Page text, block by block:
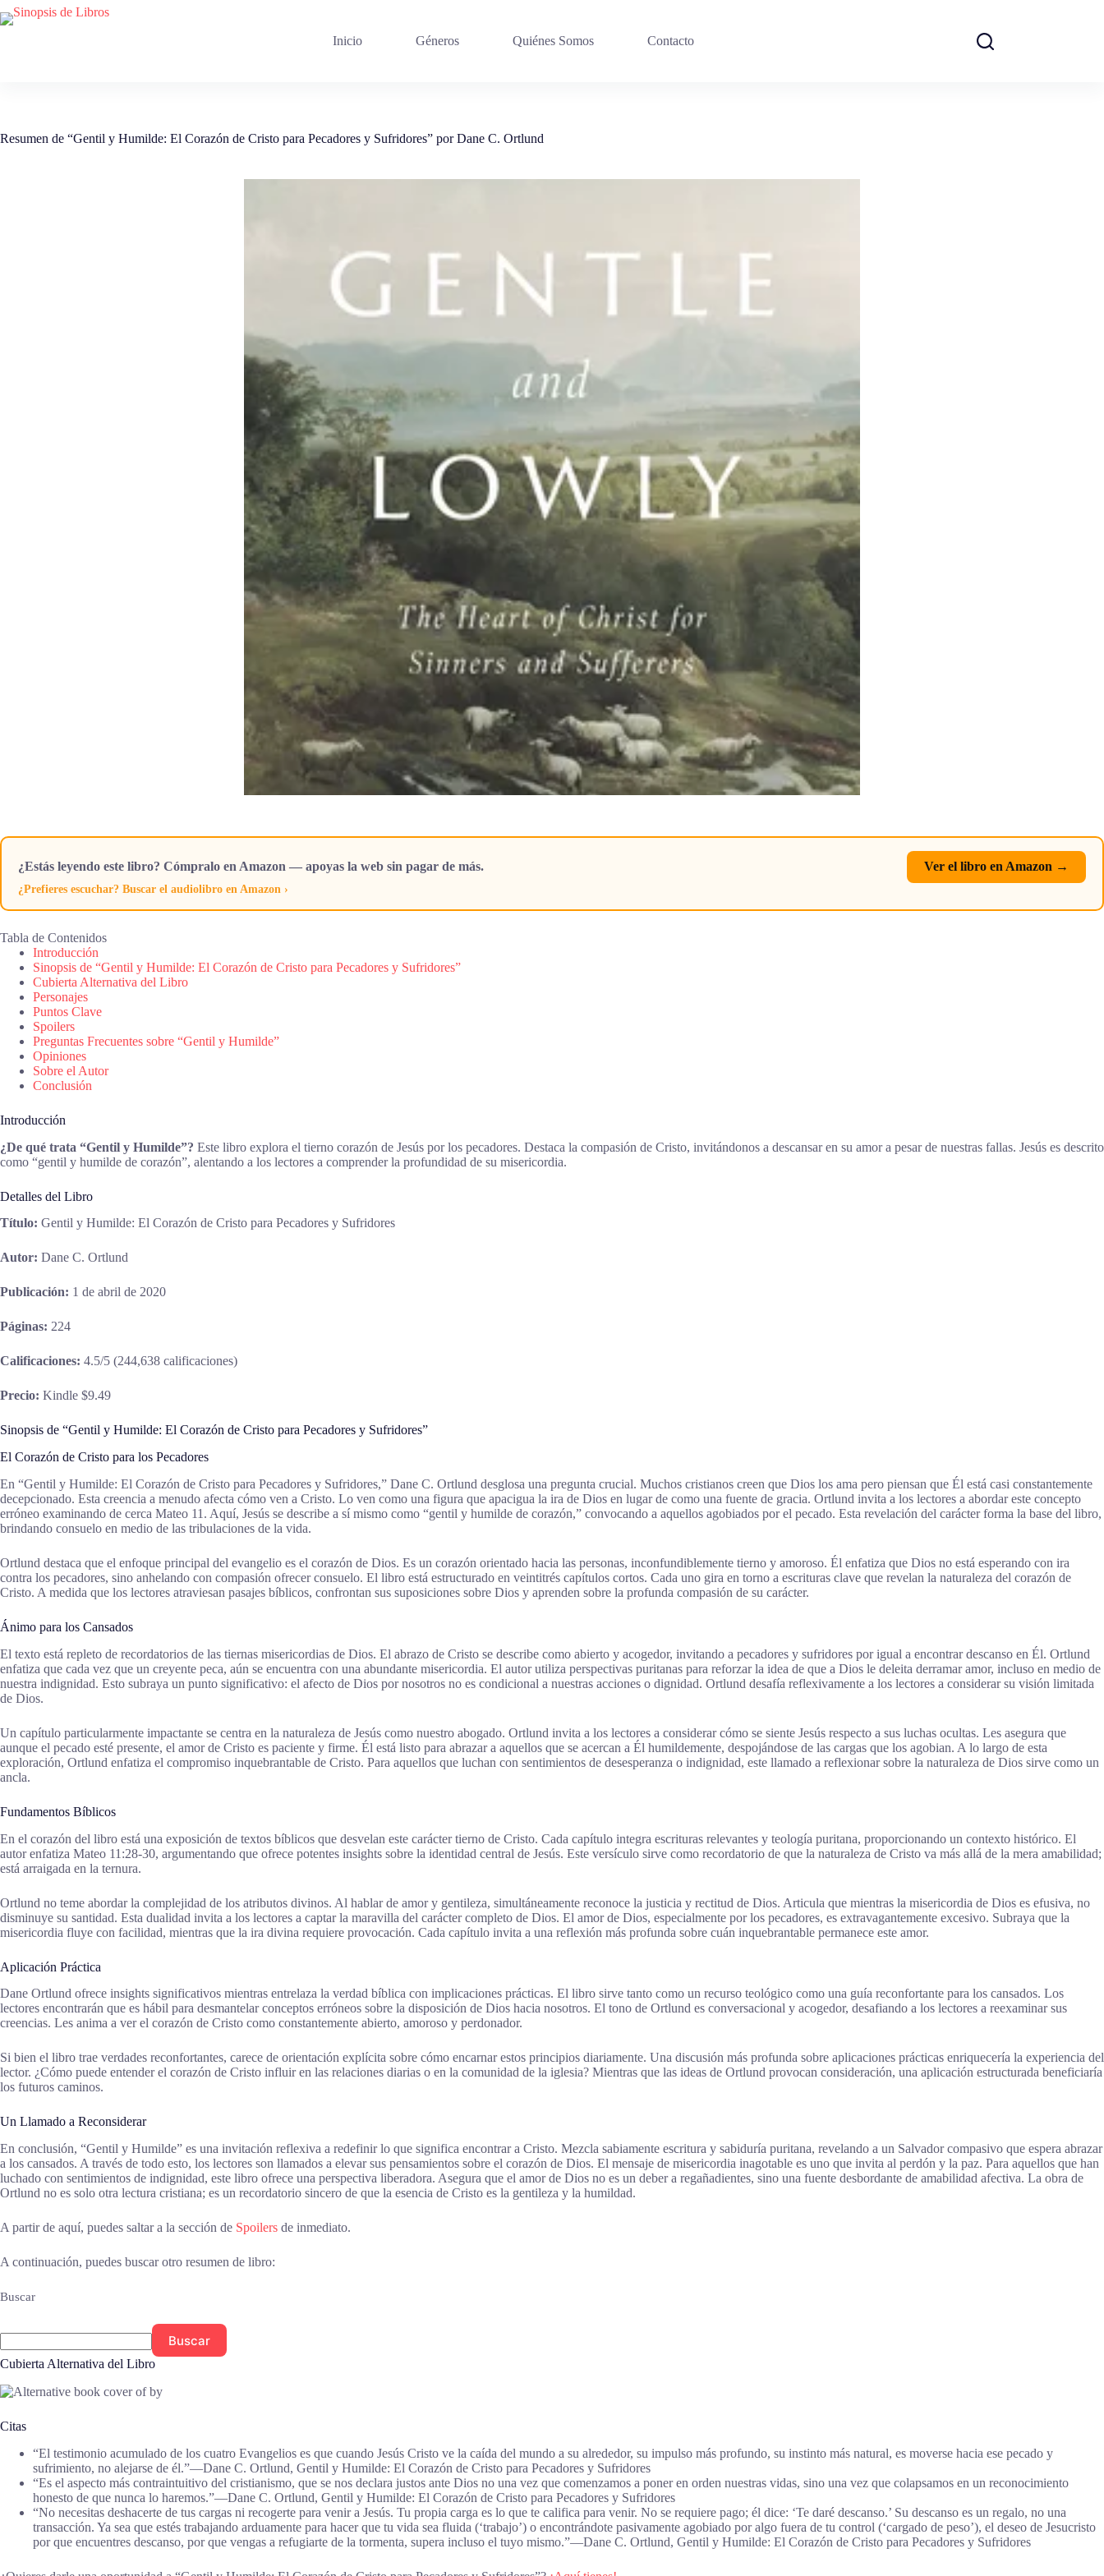
Saltar
al
Inicio Géneros Quiénes Somos Contacto
Resumen de “Gentil y Humilde: El Corazón de Cristo para Pecadores y Sufridores” por Dane C. Ortlund
¿Estás leyendo este libro? Cómpralo en Amazon — apoyas la web sin pagar de más. Ver el libro en Amazon →
¿Prefieres escuchar? Buscar el audiolibro en Amazon ›
Tabla de Contenidos
Introducción
Sinopsis de “Gentil y Humilde: El Corazón de Cristo para Pecadores y Sufridores”
Cubierta Alternativa del Libro
Personajes
Puntos Clave
Spoilers
Preguntas Frecuentes sobre “Gentil y Humilde”
Opiniones
Sobre el Autor
Conclusión
Introducción
¿De qué trata “Gentil y Humilde”? Este libro explora el tierno corazón de Jesús por los pecadores. Destaca la compasión de Cristo, invitándonos a descansar en su amor a pesar de nuestras fallas. Jesús es descrito
como “gentil y humilde de corazón”, alentando a los lectores a comprender la profundidad de su misericordia.
Detalles del Libro
Título: Gentil y Humilde: El Corazón de Cristo para Pecadores y Sufridores
Autor: Dane C. Ortlund
Publicación: 1 de abril de 2020
Páginas: 224
Calificaciones: 4.5/5 (244,638 calificaciones)
Precio: Kindle $9.49
Sinopsis de “Gentil y Humilde: El Corazón de Cristo para Pecadores y Sufridores”
El Corazón de Cristo para los Pecadores
En “Gentil y Humilde: El Corazón de Cristo para Pecadores y Sufridores,” Dane C. Ortlund desglosa una pregunta crucial. Muchos cristianos creen que Dios los ama pero piensan que Él está casi constantemente
decepcionado. Esta creencia a menudo afecta cómo ven a Cristo. Lo ven como una figura que apacigua la ira de Dios en lugar de como una fuente de gracia. Ortlund invita a los lectores a abordar este concepto
erróneo examinando de cerca Mateo 11. Aquí, Jesús se describe a sí mismo como “gentil y humilde de corazón,” convocando a aquellos agobiados por el pecado. Esta revelación del carácter forma la base del libro,
brindando consuelo en medio de las tribulaciones de la vida.
Ortlund destaca que el enfoque principal del evangelio es el corazón de Dios. Es un corazón orientado hacia las personas, inconfundiblemente tierno y amoroso. Él enfatiza que Dios no está esperando con ira
contra los pecadores, sino anhelando con compasión ofrecer consuelo. El libro está estructurado en veintitrés capítulos cortos. Cada uno gira en torno a escrituras clave que revelan la naturaleza del corazón de
Cristo. A medida que los lectores atraviesan pasajes bíblicos, confrontan sus suposiciones sobre Dios y aprenden sobre la profunda compasión de su carácter.
Ánimo para los Cansados
El texto está repleto de recordatorios de las tiernas misericordias de Dios. El abrazo de Cristo se describe como abierto y acogedor, invitando a pecadores y sufridores por igual a encontrar descanso en Él. Ortlund
enfatiza que cada vez que un creyente peca, aún se encuentra con una abundante misericordia. El autor utiliza perspectivas puritanas para reforzar la idea de que a Dios le deleita derramar amor, incluso en medio de
nuestra indignidad. Esto subraya un punto significativo: el afecto de Dios por nosotros no es condicional a nuestras acciones o dignidad. Ortlund desafía reflexivamente a los lectores a considerar su visión limitada
de Dios.
Un capítulo particularmente impactante se centra en la naturaleza de Jesús como nuestro abogado. Ortlund invita a los lectores a considerar cómo se siente Jesús respecto a sus luchas ocultas. Les asegura que
aunque el pecado esté presente, el amor de Cristo es paciente y firme. Él está listo para abrazar a aquellos que se acercan a Él humildemente, despojándose de las cargas que los agobian. A lo largo de esta
exploración, Ortlund enfatiza el compromiso inquebrantable de Cristo. Para aquellos que luchan con sentimientos de desesperanza o indignidad, este llamado a reflexionar sobre la naturaleza de Dios sirve como un
ancla.
Fundamentos Bíblicos
En el corazón del libro está una exposición de textos bíblicos que desvelan este carácter tierno de Cristo. Cada capítulo integra escrituras relevantes y teología puritana, proporcionando un contexto histórico. El
autor enfatiza Mateo 11:28-30, argumentando que ofrece potentes insights sobre la identidad central de Jesús. Este versículo sirve como recordatorio de que la naturaleza de Cristo va más allá de la mera amabilidad;
está arraigada en la ternura.
Ortlund no teme abordar la complejidad de los atributos divinos. Al hablar de amor y gentileza, simultáneamente reconoce la justicia y rectitud de Dios. Articula que mientras la misericordia de Dios es efusiva, no
disminuye su santidad. Esta dualidad invita a los lectores a captar la maravilla del carácter completo de Dios. El amor de Dios, especialmente por los pecadores, es extravagantemente excesivo. Subraya que la
misericordia fluye con facilidad, mientras que la ira divina requiere provocación. Cada capítulo invita a una reflexión más profunda sobre cuán inquebrantable permanece este amor.
Aplicación Práctica
Dane Ortlund ofrece insights significativos mientras entrelaza la verdad bíblica con implicaciones prácticas. El libro sirve tanto como un recurso teológico como una guía reconfortante para los cansados. Los
lectores encontrarán que es hábil para desmantelar conceptos erróneos sobre la disposición de Dios hacia nosotros. El tono de Ortlund es conversacional y acogedor, desafiando a los lectores a reexaminar sus
creencias. Les anima a ver el corazón de Cristo como constantemente abierto, amoroso y perdonador.
Si bien el libro trae verdades reconfortantes, carece de orientación explícita sobre cómo encarnar estos principios diariamente. Una discusión más profunda sobre aplicaciones prácticas enriquecería la experiencia del
lector. ¿Cómo puede entender el corazón de Cristo influir en las relaciones diarias o en la comunidad de la iglesia? Mientras que las ideas de Ortlund provocan consideración, una aplicación estructurada beneficiaría
los futuros caminos.
Un Llamado a Reconsiderar
En conclusión, “Gentil y Humilde” es una invitación reflexiva a redefinir lo que significa encontrar a Cristo. Mezcla sabiamente escritura y sabiduría puritana, revelando a un Salvador compasivo que espera abrazar
a los cansados. A través de todo esto, los lectores son llamados a elevar sus pensamientos sobre el corazón de Dios. El mensaje de misericordia inagotable es uno que invita al perdón y la paz. Para aquellos que han
luchado con sentimientos de indignidad, este libro ofrece una perspectiva liberadora. Asegura que el amor de Dios no es un deber a regañadientes, sino una fuente desbordante de amabilidad afectiva. La obra de
Ortlund no es solo otra lectura cristiana; es un recordatorio sincero de que la esencia de Cristo es la gentileza y la humildad.
A partir de aquí, puedes saltar a la sección de Spoilers de inmediato.
A continuación, puedes buscar otro resumen de libro:
Buscar
Buscar
Cubierta Alternativa del Libro
Citas
“El testimonio acumulado de los cuatro Evangelios es que cuando Jesús Cristo ve la caída del mundo a su alrededor, su impulso más profundo, su instinto más natural, es moverse hacia ese pecado y
sufrimiento, no alejarse de él.”―Dane C. Ortlund, Gentil y Humilde: El Corazón de Cristo para Pecadores y Sufridores
“Es el aspecto más contraintuitivo del cristianismo, que se nos declara justos ante Dios no una vez que comenzamos a poner en orden nuestras vidas, sino una vez que colapsamos en un reconocimiento
honesto de que nunca lo haremos.”―Dane C. Ortlund, Gentil y Humilde: El Corazón de Cristo para Pecadores y Sufridores
“No necesitas deshacerte de tus cargas ni recogerte para venir a Jesús. Tu propia carga es lo que te califica para venir. No se requiere pago; él dice: ‘Te daré descanso.’ Su descanso es un regalo, no una
transacción. Ya sea que estés trabajando arduamente para hacer que tu vida sea fluida (‘trabajo’) o encontrándote pasivamente agobiado por algo fuera de tu control (‘cargado de peso’), el deseo de Jesucristo
por que encuentres descanso, por que vengas a refugiarte de la tormenta, supera incluso el tuyo mismo.”―Dane C. Ortlund, Gentil y Humilde: El Corazón de Cristo para Pecadores y Sufridores